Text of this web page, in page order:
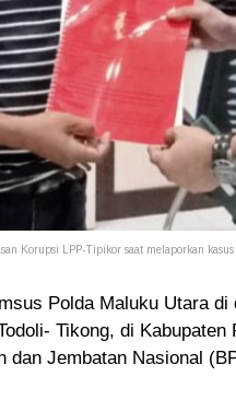
Korupsi LPP-Tipikor saat melaporkan
Polda Maluku Utara
Tikong, di Kabupaten
dan Jembatan Nasional